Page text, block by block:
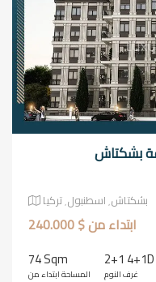
بشكتاش
بشكتاش٬ اسطنبول٬ تركيا
ابتداء من $ 240.000
74 Sqm
المساحة ابتداء من
2+1
غرف النوم